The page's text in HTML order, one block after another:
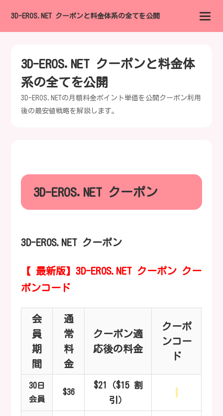
3D-EROS.NET クーポンと料金体系の全てを公開
3D-EROS.NET クーポンと料金体
系の全てを公開
3D-EROS.NETの月額料金ポイント単価を公開クーポン利用
後の最安値戦略を解説します。
3D-EROS.NET クーポン
3D-EROS.NET クーポン
【 最新版】3D-EROS.NET クーポン クー
ポンコード
会
員
期
間
通
常
料
金
クーポン適
応後の料金
クーポ
ンコー
ド
30日
会員
$36
$21（$15 割
引）